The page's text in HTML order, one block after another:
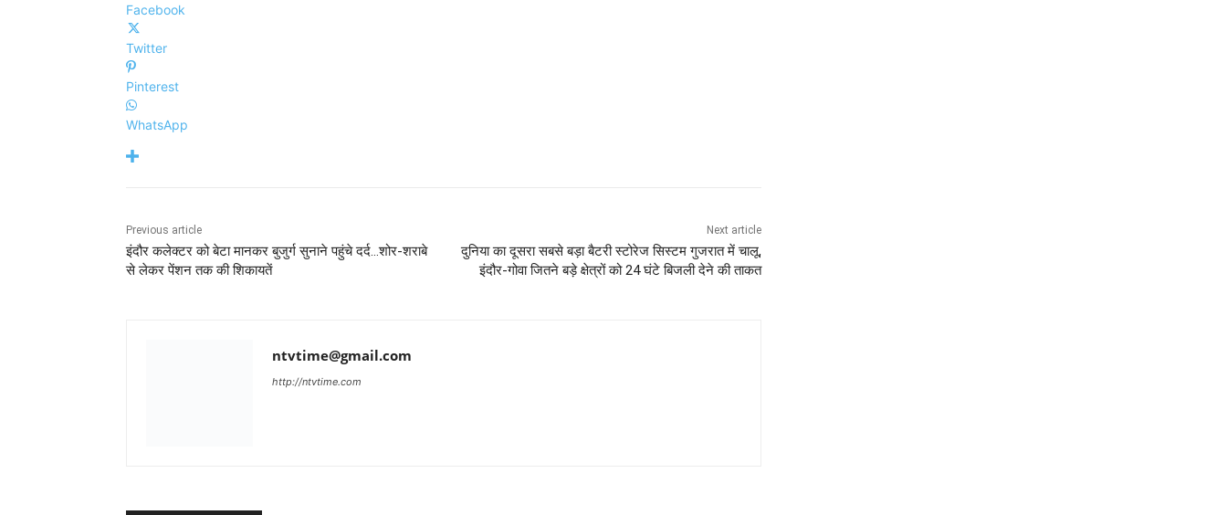
Facebook
Twitter
Pinterest
WhatsApp
Previous article
इंदौर कलेक्टर को बेटा मानकर बुजुर्ग सुनाने पहुंचे दर्द…शोर-शराबे
से लेकर पेंशन तक की शिकायतें
Next article
दुनिया का दूसरा सबसे बड़ा बैटरी स्टोरेज सिस्टम गुजरात में चालू,
इंदौर-गोवा जितने बड़े क्षेत्रों को 24 घंटे बिजली देने की ताकत
ntvtime@gmail.com
http://ntvtime.com